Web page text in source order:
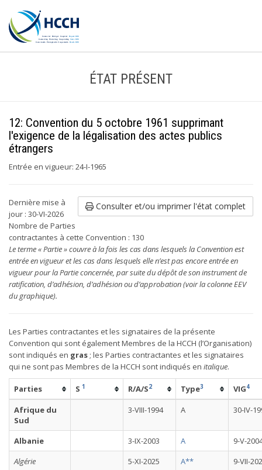
ÉTAT PRÉSENT
12: Convention du 5 octobre 1961 supprimant
l'exigence de la légalisation des actes publics
étrangers
Entrée en vigueur: 24-I-1965
Consulter et/ou imprimer l'état complet
Dernière mise à
jour : 30-VI-2026
Nombre de Parties
contractantes à cette Convention : 130
Le terme « Partie » couvre à la fois les cas dans lesquels la Convention est
entrée en vigueur et les cas dans lesquels elle n’est pas encore entrée en
vigueur pour la Partie concernée, par suite du dépôt de son instrument de
ratification, d’adhésion, d’adhésion ou d’approbation (voir la colonne EEV
du graphique).
Les Parties contractantes et les signataires de la présente
Convention qui sont également Membres de la HCCH (l’Organisation)
sont indiqués en gras ; les Parties contractantes et les signataires
qui ne sont pas Membres de la HCCH sont indiqués en italique.
Parties S 1 R/A/S2 Type3 VIG4
Afrique du
Sud
3-VIII-1994 A 30-IV-
Albanie 3-IX-2003 A
9-V-
Algérie
5-XI-2025 A**
9-VII-